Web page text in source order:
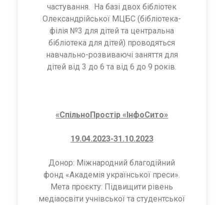
частування. На базі двох бібліотек
Олександрійської МЦБС (бібліотека-
філія №3 для дітей та центральна
бібліотека для дітей) проводяться
навчально-розвиваючі заняття для
дітей від 3 до 6 та від 6 до 9 років.
«СпільноПростір «ІнфоСито»
19.04.2023-31.10.2023
Донор: Міжнародний благодійний
фонд «Академія української преси».
Мета проєкту: Підвищити рівень
медіаосвіти учнівської та студентської